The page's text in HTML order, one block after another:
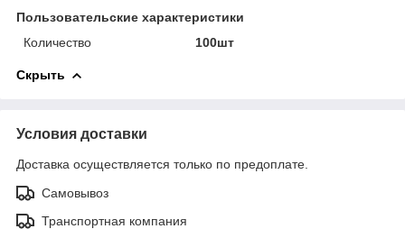
Пользовательские характеристики
Количество
100шт
Скрыть
Условия доставки
Доставка осуществляется только по предоплате.
Самовывоз
Транспортная компания